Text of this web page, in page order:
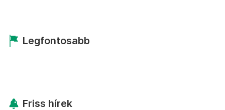
Legfontosabb
Friss hírek